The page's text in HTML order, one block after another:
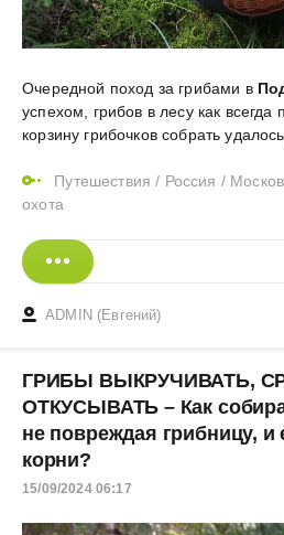
Очередной поход за грибами в
успехом, грибов в лесу как
корзину грибочков собрать
Путешествия / Россия /
охота
ADMIN (Евгений)
ГРИБЫ ВЫКРУЧИВАТЬ,
ОТКУСЫВАТЬ – Как
не повреждая грибницу, и
корни?
15/09/2024 06:17